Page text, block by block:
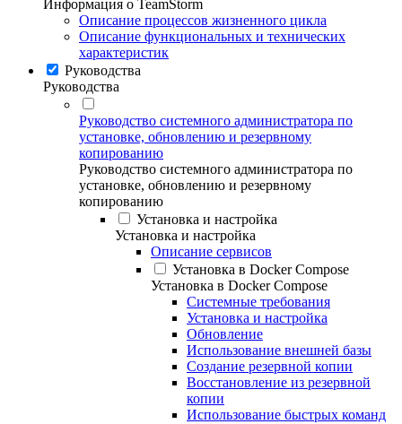
Информация о TeamStorm
Описание процессов жизненного цикла
Описание функциональных и технических
характеристик
Руководства
Руководства
Руководство системного администратора по
установке, обновлению и резервному
копированию
Руководство системного администратора по
установке, обновлению и резервному
копированию
Установка и настройка
Установка и настройка
Описание сервисов
Установка в Docker Compose
Установка в Docker Compose
Системные требования
Установка и настройка
Обновление
Использование внешней базы
Создание резервной копии
Восстановление из резервной
копии
Использование быстрых команд